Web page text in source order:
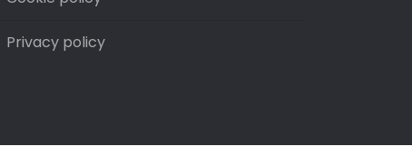
Privacy policy